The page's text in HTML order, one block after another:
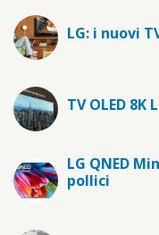
LG: i nuovi
TV OLED
LG QNED
pollici